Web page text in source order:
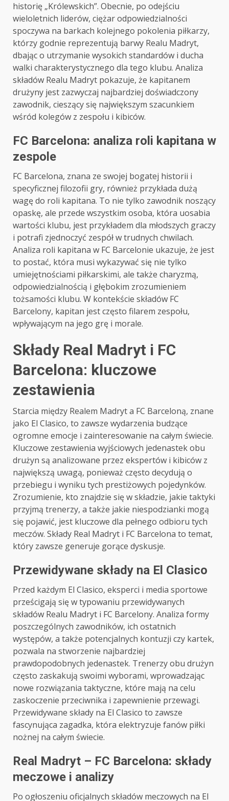
historię „Królewskich”. Obecnie, po odejściu
wieloletnich liderów, ciężar odpowiedzialności
spoczywa na barkach kolejnego pokolenia piłkarzy,
którzy godnie reprezentują barwy Realu Madryt,
dbając o utrzymanie wysokich standardów i ducha
walki charakterystycznego dla tego klubu. Analiza
składów Realu Madryt pokazuje, że kapitanem
drużyny jest zazwyczaj najbardziej doświadczony
zawodnik, cieszący się największym szacunkiem
wśród kolegów z zespołu i kibiców.
FC Barcelona: analiza roli kapitana w
zespole
FC Barcelona, znana ze swojej bogatej historii i
specyficznej filozofii gry, również przykłada dużą
wagę do roli kapitana. To nie tylko zawodnik noszący
opaskę, ale przede wszystkim osoba, która uosabia
wartości klubu, jest przykładem dla młodszych graczy
i potrafi zjednoczyć zespół w trudnych chwilach.
Analiza roli kapitana w FC Barcelonie ukazuje, że jest
to postać, która musi wykazywać się nie tylko
umiejętnościami piłkarskimi, ale także charyzmą,
odpowiedzialnością i głębokim zrozumieniem
tożsamości klubu. W kontekście składów FC
Barcelony, kapitan jest często filarem zespołu,
wpływającym na jego grę i morale.
Składy Real Madryt i FC
Barcelona: kluczowe
zestawienia
Starcia między Realem Madryt a FC Barceloną, znane
jako El Clasico, to zawsze wydarzenia budzące
ogromne emocje i zainteresowanie na całym świecie.
Kluczowe zestawienia wyjściowych jedenastek obu
drużyn są analizowane przez ekspertów i kibiców z
największą uwagą, ponieważ często decydują o
przebiegu i wyniku tych prestiżowych pojedynków.
Zrozumienie, kto znajdzie się w składzie, jakie taktyki
przyjmą trenerzy, a także jakie niespodzianki mogą
się pojawić, jest kluczowe dla pełnego odbioru tych
meczów. Składy Real Madryt i FC Barcelona to temat,
który zawsze generuje gorące dyskusje.
Przewidywane składy na El Clasico
Przed każdym El Clasico, eksperci i media sportowe
prześcigają się w typowaniu przewidywanych
składów Realu Madryt i FC Barcelony. Analiza formy
poszczególnych zawodników, ich ostatnich
występów, a także potencjalnych kontuzji czy kartek,
pozwala na stworzenie najbardziej
prawdopodobnych jedenastek. Trenerzy obu drużyn
często zaskakują swoimi wyborami, wprowadzając
nowe rozwiązania taktyczne, które mają na celu
zaskoczenie przeciwnika i zapewnienie przewagi.
Przewidywane składy na El Clasico to zawsze
fascynująca zagadka, która elektryzuje fanów piłki
nożnej na całym świecie.
Real Madryt – FC Barcelona: składy
meczowe i analizy
Po ogłoszeniu oficjalnych składów meczowych na El